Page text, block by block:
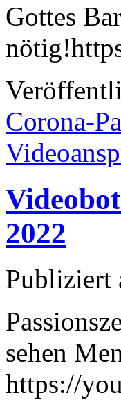
Gottes
Corona-
2022
Publiziert
sehen
https://